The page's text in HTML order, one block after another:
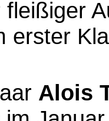
erster
Alois